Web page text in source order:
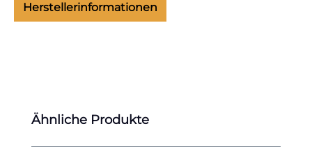
Herstellerinformationen
Produktgalerie überspringen
Ähnliche Produkte